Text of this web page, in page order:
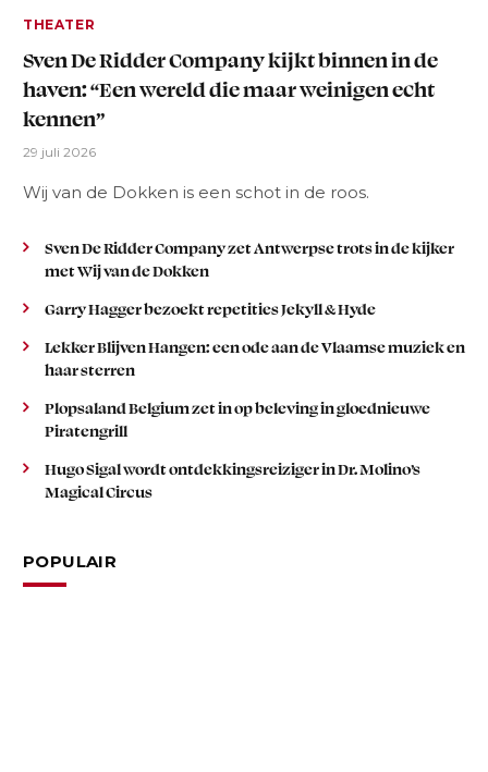
THEATER
Sven De Ridder Company kijkt binnen in de
haven: “Een wereld die maar weinigen echt
kennen”
29 juli 2026
Wij van de Dokken is een schot in de roos.
Sven De Ridder Company zet Antwerpse trots in de kijker
met Wij van de Dokken
Garry Hagger bezoekt repetities Jekyll & Hyde
Lekker Blijven Hangen: een ode aan de Vlaamse muziek en
haar sterren
Plopsaland Belgium zet in op beleving in gloednieuwe
Piratengrill
Hugo Sigal wordt ontdekkingsreiziger in Dr. Molino’s
Magical Circus
POPULAIR